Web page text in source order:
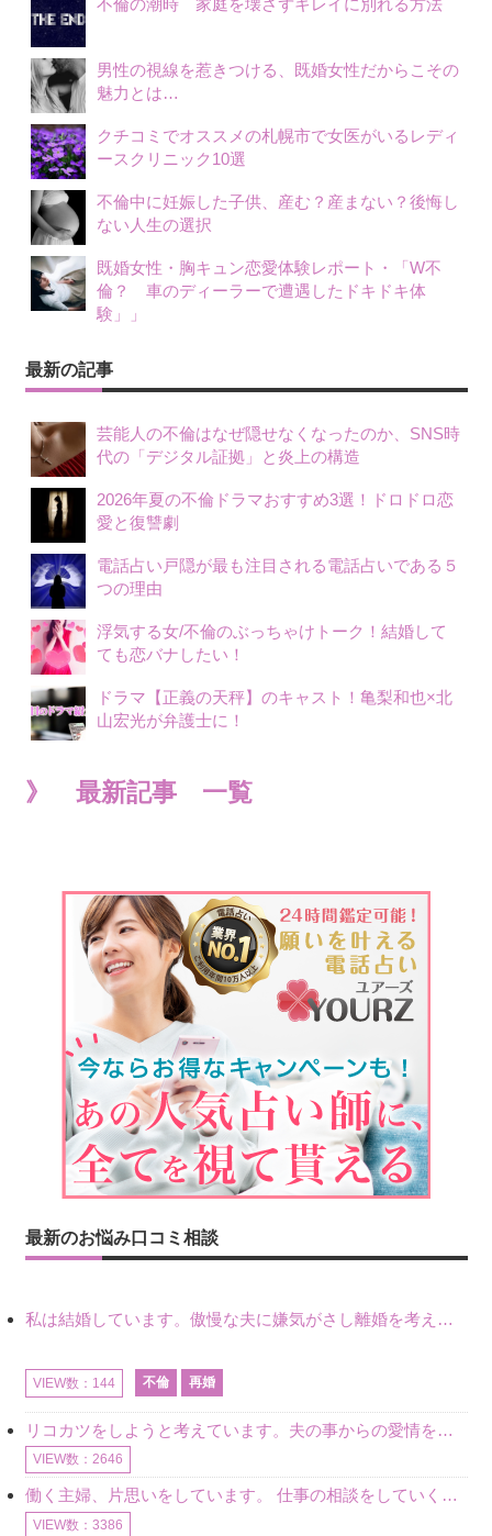
不倫の潮時 家庭を壊さずキレイに別れる方法
男性の視線を惹きつける、既婚女性だからこその
魅力とは…
クチコミでオススメの札幌市で女医がいるレディ
ースクリニック10選
不倫中に妊娠した子供、産む？産まない？後悔し
ない人生の選択
既婚女性・胸キュン恋愛体験レポート・「W不
倫？ 車のディーラーで遭遇したドキドキ体
験」」
最新の記事
芸能人の不倫はなぜ隠せなくなったのか、SNS時
代の「デジタル証拠」と炎上の構造
2026年夏の不倫ドラマおすすめ3選！ドロドロ恋
愛と復讐劇
電話占い戸隠が最も注目される電話占いである５
つの理由
浮気する女/不倫のぶっちゃけトーク！結婚して
ても恋バナしたい！
ドラマ【正義の天秤】のキャスト！亀梨和也×北
山宏光が弁護士に！
》 最新記事 一覧
最新のお悩み口コミ相談
私は結婚しています。傲慢な夫に嫌気がさし離婚を考えていたときに、彼と出会いました。彼には恋人がいましたが、話をするうちに、夫とのことを相談するようにな
VIEW数：144 不倫 再婚
リコカツをしようと考えています。夫の事からの愛情を全く感じません。子供がいるので、子供が成長するまではと我慢しています。 まず、お金が必要だと考え、仕事の量も増やしました。ところが、夫は働かず、結局は
VIEW数：2646
働く主婦、片思いをしています。 仕事の相談をしていくうちに、彼のことを好きになりました。私には夫も子供もいます。不倫をしているわけでもなく、もちろん、この気持ちは誰にも話していません。 ラインをする関
VIEW数：3386